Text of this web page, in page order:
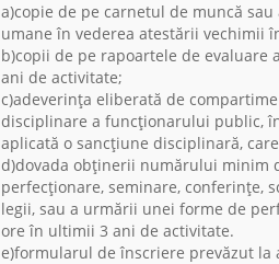
a)copie de pe carnetul de muncă
umane în vederea atestării vechimii
b)copii de pe rapoartele de
ani de activitate;
c)adeverinţa eliberată de
disciplinare a funcţionarului public,
aplicată o sancţiune disciplinară,
d)dovada obţinerii numărului minim
perfecţionare, seminare, conferinţe,
legii, sau a urmării unei forme de
ore în ultimii 3 ani de activitate.
e)formularul de înscriere prevăzut la